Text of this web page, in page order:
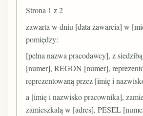
Strona 1 z 2
zawarta w dniu [data zawarcia] w
pomiędzy:
[pełna nazwa pracodawcy], z
[numer], REGON [numer],
reprezentowaną przez [imię i
a [imię i nazwisko pracownika],
zamieszkałą w [adres], PESEL